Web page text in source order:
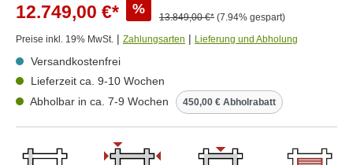
12.749,00 €* %
13.849,00 €* (7.94% gespart)
Preise inkl. 19% MwSt. | Zahlungsarten | Lieferung und Abholung
Versandkostenfrei
Lieferzeit ca. 9-10 Wochen
Abholbar in ca. 7-9 Wochen
450,00 € Abholrabatt